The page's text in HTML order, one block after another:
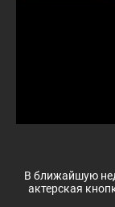
В ближайшую
актерская